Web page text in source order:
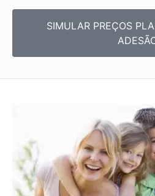
SIMULAR PREÇOS